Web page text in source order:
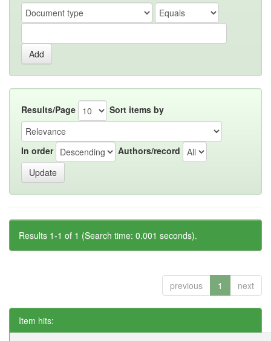
Results/Page Sort items by
In order Authors/record
Results 1-1 of 1 (Search time: 0.001 seconds).
previous 1 next
Item hits: